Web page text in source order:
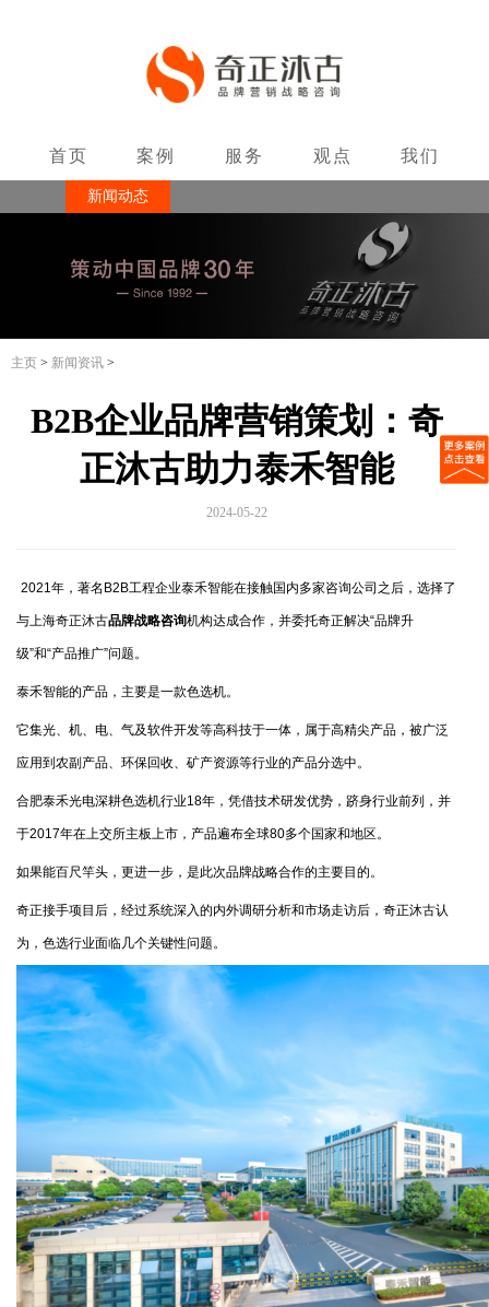
首页 案例 服务 观点 我们
联系新闻动态
主页 > 新闻资讯 >
B2B企业品牌营销策划：奇
正沐古助力泰禾智能
2024-05-22
2021年，著名B2B工程企业泰禾智能在接触国内多家咨询公司之后，选择了
与上海奇正沐古品牌战略咨询机构达成合作，并委托奇正解决“品牌升
级”和“产品推广”问题。
泰禾智能的产品，主要是一款色选机。
它集光、机、电、气及软件开发等高科技于一体，属于高精尖产品，被广泛
应用到农副产品、环保回收、矿产资源等行业的产品分选中。
合肥泰禾光电深耕色选机行业18年，凭借技术研发优势，跻身行业前列，并
于2017年在上交所主板上市，产品遍布全球80多个国家和地区。
如果能百尺竿头，更进一步，是此次品牌战略合作的主要目的。
奇正接手项目后，经过系统深入的内外调研分析和市场走访后，奇正沐古认
为，色选行业面临几个关键性问题。